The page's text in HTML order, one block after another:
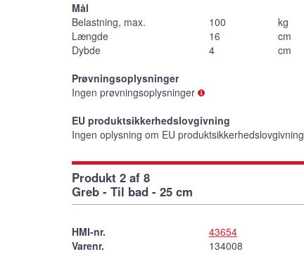
Mål
Belastning, max.
100
kg
Længde
16
cm
Dybde
4
cm
Prøvningsoplysninger
Ingen prøvningsoplysninger
EU produktsikkerhedslovgivning
Ingen oplysning om EU produktsikkerhedslovgivning
Produkt 2 af 8
Greb - Til bad - 25 cm
HMI-nr.
43654
Varenr.
134008